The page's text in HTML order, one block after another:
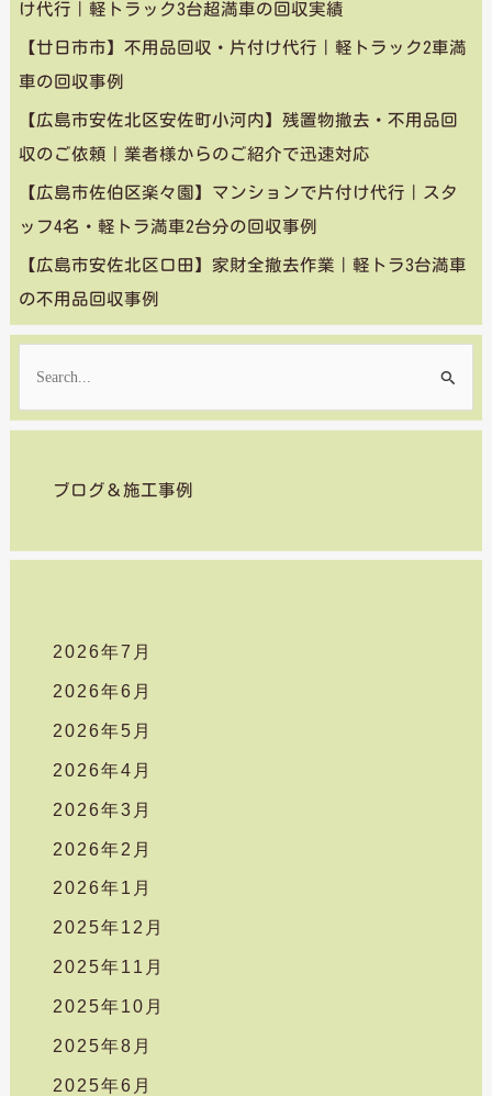
け代行｜軽トラック3台超満車の回収実績
【廿日市市】不用品回収・片付け代行｜軽トラック2車満
車の回収事例
【広島市安佐北区安佐町小河内】残置物撤去・不用品回
収のご依頼｜業者様からのご紹介で迅速対応
【広島市佐伯区楽々園】マンションで片付け代行｜スタ
ッフ4名・軽トラ満車2台分の回収事例
【広島市安佐北区口田】家財全撤去作業｜軽トラ3台満車
の不用品回収事例
索
ブログ＆施工事例
2026年7月
2026年6月
2026年5月
2026年4月
2026年3月
2026年2月
2026年1月
2025年12月
2025年11月
2025年10月
2025年8月
2025年6月